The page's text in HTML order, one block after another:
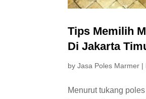
Tips Memilih
Di Jakarta
byJasa Poles Marmer |
Menurut tukang